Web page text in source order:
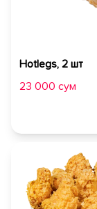
Hotlegs, 2 шт
23 000 сум